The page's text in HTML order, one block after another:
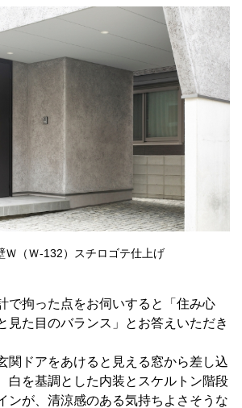
Ｗ（Ｗ-132）スチロゴテ仕上げ
で拘った点をお伺いすると「住み心
見た目のバランス」とお答えいただき
関ドアをあけると見える窓から差し込
白を基調とした内装とスケルトン階段
ンが、清涼感のある気持ちよさそうな